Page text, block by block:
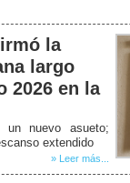
la
largo
2026 en la
nuevo asueto;
extendido
» Leer más...